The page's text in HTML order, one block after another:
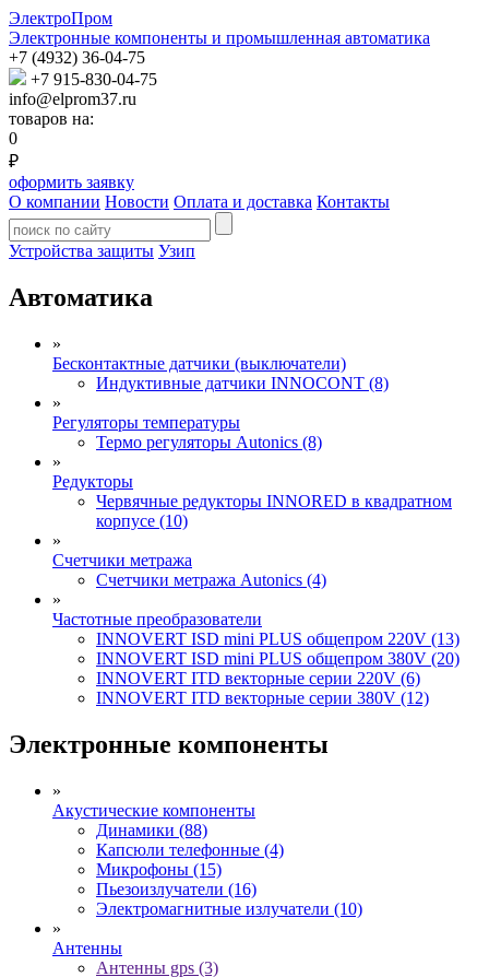
ЭлектроПром
Электронные компоненты и промышленная автоматика
+7 (4932) 36-04-75
+7 915-830-04-75
info@elprom37.ru
товаров на:
0
₽
оформить заявку
О компании Новости Оплата и доставка Контакты
Устройства защиты Узип
Автоматика
»
Бесконтактные датчики (выключатели)
Индуктивные датчики INNOCONT (8)
»
Регуляторы температуры
Термо регуляторы Autonics (8)
»
Редукторы
Червячные редукторы INNORED в квадратном
корпусе (10)
»
Счетчики метража
Счетчики метража Autonics (4)
»
Частотные преобразователи
INNOVERT ISD mini PLUS общепром 220V (13)
INNOVERT ISD mini PLUS общепром 380V (20)
INNOVERT ITD векторные серии 220V (6)
INNOVERT ITD векторные серии 380V (12)
Электронные компоненты
»
Акустические компоненты
Динамики (88)
Капсюли телефонные (4)
Микрофоны (15)
Пьезоизлучатели (16)
Электромагнитные излучатели (10)
»
Антенны
Антенны gps (3)